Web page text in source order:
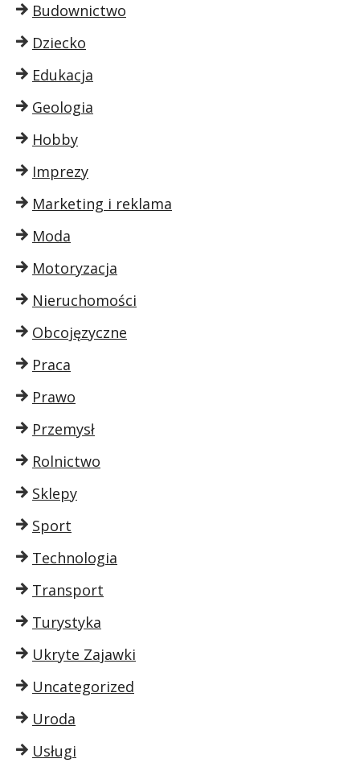
Budownictwo
Dziecko
Edukacja
Geologia
Hobby
Imprezy
Marketing i reklama
Moda
Motoryzacja
Nieruchomości
Obcojęzyczne
Praca
Prawo
Przemysł
Rolnictwo
Sklepy
Sport
Technologia
Transport
Turystyka
Ukryte Zajawki
Uncategorized
Uroda
Usługi